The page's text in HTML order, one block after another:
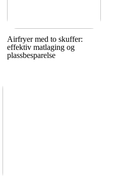
Airfryer med to skuffer:
effektiv matlaging og
plassbesparelse